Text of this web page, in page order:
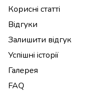
Корисні статті
Відгуки
Залишити відгук
Успішні історії
Галерея
FAQ